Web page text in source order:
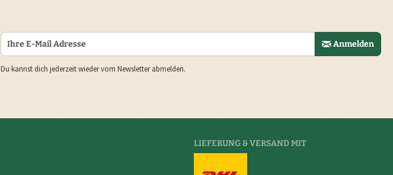
Anmelden
Du kannst dich jederzeit wieder vom Newsletter abmelden.
LIEFERUNG & VERSAND MIT